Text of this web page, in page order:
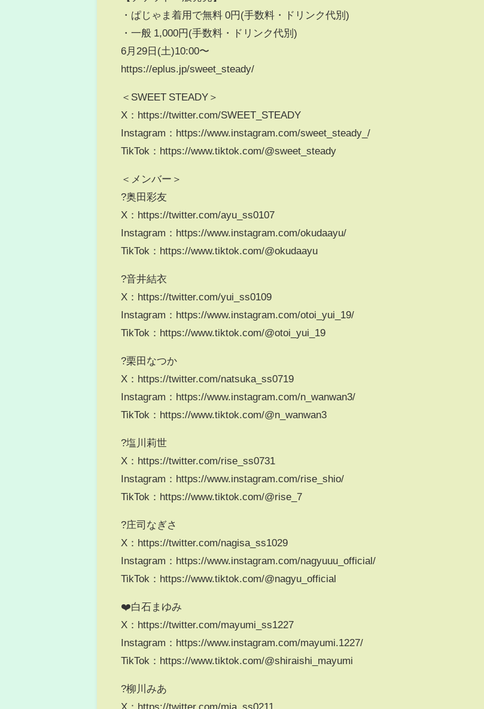
・ぱじゃま着用で無料 0円(手数料・ドリンク代別)
・一般 1,000円(手数料・ドリンク代別)
6月29日(土)10:00〜
https://eplus.jp/sweet_steady/
＜SWEET STEADY＞
X：https://twitter.com/SWEET_STEADY
Instagram：https://www.instagram.com/sweet_steady_/
TikTok：https://www.tiktok.com/@sweet_steady
＜メンバー＞
?奥田彩友
X：https://twitter.com/ayu_ss0107
Instagram：https://www.instagram.com/okudaayu/
TikTok：https://www.tiktok.com/@okudaayu
?音井結衣
X：https://twitter.com/yui_ss0109
Instagram：https://www.instagram.com/otoi_yui_19/
TikTok：https://www.tiktok.com/@otoi_yui_19
?栗田なつか
X：https://twitter.com/natsuka_ss0719
Instagram：https://www.instagram.com/n_wanwan3/
TikTok：https://www.tiktok.com/@n_wanwan3
?塩川莉世
X：https://twitter.com/rise_ss0731
Instagram：https://www.instagram.com/rise_shio/
TikTok：https://www.tiktok.com/@rise_7
?庄司なぎさ
X：https://twitter.com/nagisa_ss1029
Instagram：https://www.instagram.com/nagyuuu_official/
TikTok：https://www.tiktok.com/@nagyu_official
❤️白石まゆみ
X：https://twitter.com/mayumi_ss1227
Instagram：https://www.instagram.com/mayumi.1227/
TikTok：https://www.tiktok.com/@shiraishi_mayumi
?柳川みあ
X：https://twitter.com/mia_ss0211